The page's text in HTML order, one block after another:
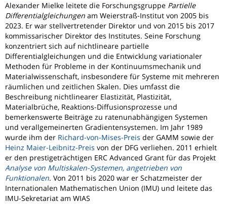
Alexander Mielke leitete die Forschungsgruppe Partielle
Differentialgleichungen am Weierstraß-Institut von 2005 bis
2023. Er war stellvertretender Direktor und von 2015 bis 2017
kommissarischer Direktor des Institutes. Seine Forschung
konzentriert sich auf nichtlineare partielle
Differentialgleichungen und die Entwicklung variationaler
Methoden für Probleme in der Kontinuumsmechanik und
Materialwissenschaft, insbesondere für Systeme mit mehreren
räumlichen und zeitlichen Skalen. Dies umfasst die
Beschreibung nichtlinearer Elastizität, Plastizität,
Materialbrüche, Reaktions-Diffusionsprozesse und
bemerkenswerte Beiträge zu ratenunabhängigen Systemen
und verallgemeinerten Gradientensystemen. Im Jahr 1989
wurde ihm der Richard-von-Mises-Preis der GAMM sowie der
Heinz Maier-Leibnitz-Preis von der DFG verliehen. 2011 erhielt
er den prestigeträchtigen ERC Advanced Grant für das Projekt
Analyse von Multiskalen-Systemen, angetrieben von
Funktionalen. Von 2011 bis 2020 war er Schatzmeister der
Internationalen Mathematischen Union (IMU) und leitete das
IMU-Sekretariat am WIAS